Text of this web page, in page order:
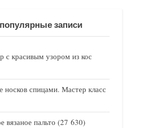
записи
с красивым узором из кос
носков спицами. Мастер класс
вязаное пальто (27 630)